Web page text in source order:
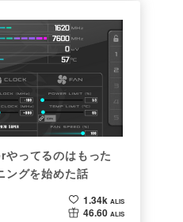
ってるのはもった
ングを始めた話
1.34k ALIS
46.60 ALIS